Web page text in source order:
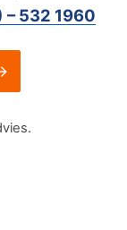
– 532 1960